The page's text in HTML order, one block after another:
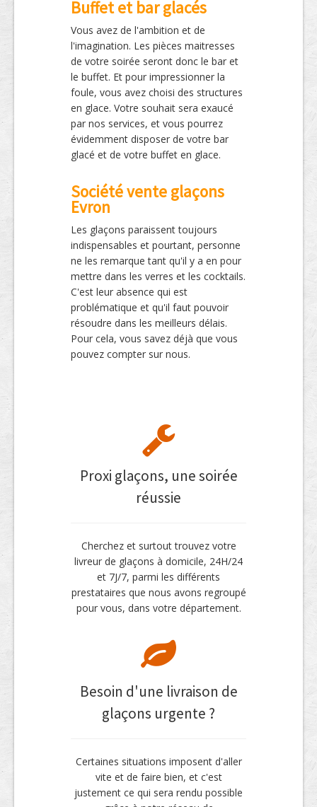
Buffet et bar glacés
Vous avez de l'ambition et de
l'imagination. Les pièces maitresses
de votre soirée seront donc le bar et
le buffet. Et pour impressionner la
foule, vous avez choisi des structures
en glace. Votre souhait sera exaucé
par nos services, et vous pourrez
évidemment disposer de votre bar
glacé et de votre buffet en glace.
Société vente glaçons
Evron
Les glaçons paraissent toujours
indispensables et pourtant, personne
ne les remarque tant qu'il y a en pour
mettre dans les verres et les cocktails.
C'est leur absence qui est
problématique et qu'il faut pouvoir
résoudre dans les meilleurs délais.
Pour cela, vous savez déjà que vous
pouvez compter sur nous.
Proxi glaçons, une soirée
réussie
Cherchez et surtout trouvez votre
livreur de glaçons à domicile, 24H/24
et 7J/7, parmi les différents
prestataires que nous avons regroupé
pour vous, dans votre département.
Besoin d'une livraison de
glaçons urgente ?
Certaines situations imposent d'aller
vite et de faire bien, et c'est
justement ce qui sera rendu possible